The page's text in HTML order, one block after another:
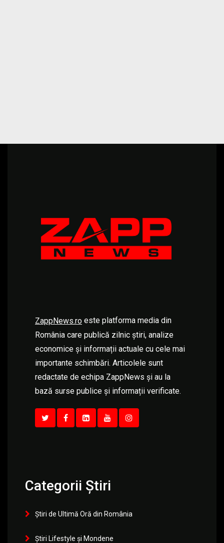
ZappNews.ro este platforma media din
România care publică zilnic știri, analize
economice și informații actuale cu cele mai
importante schimbări. Articolele sunt
redactate de echipa ZappNews și au la
bază surse publice și informații verificate.
Categorii Știri
Știri de Ultimă Oră din România
Știri Lifestyle și Mondene